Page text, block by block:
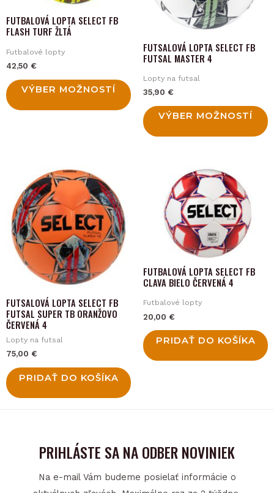
FUTBALOVÁ LOPTA SELECT FB
FLASH TURF ŽLTÁ
Futbalové lopty
42,50 €
VÝBER MOŽNOSTÍ
options
may
be
chosen
on
the
FUTSALOVÁ LOPTA SELECT FB
FUTSAL MASTER 4
Lopty na futsal
35,90 €
VÝBER MOŽNOSTÍ
options
be
chosen
on
the
product
page
FUTSALOVÁ LOPTA SELECT FB
FUTSAL SUPER TB ORANŽOVO
ČERVENÁ 4
Lopty na futsal
75,00 €
PRIDAŤ DO KOŠÍKA
FUTBALOVÁ LOPTA SELECT FB
CLAVA BIELO ČERVENÁ 4
Futbalové lopty
20,00 €
PRIDAŤ DO KOŠÍKA
PRIHLÁSTE SA NA ODBER NOVINIEK
Na e-mail Vám budeme posielať informácie o